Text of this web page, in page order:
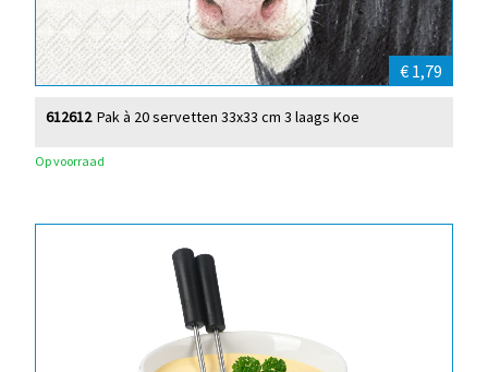
€ 1,79
Pak à 20 servetten 33x33 cm 3 laags Koe
612612
Op voorraad